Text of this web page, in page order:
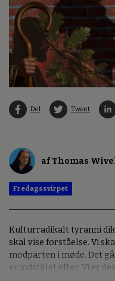
Del Tweet
af Thomas
Fredagssvirpet
Kulturradikalt tyranni
skal vise forståelse. Vi
modparten i møde. Det
er indstillet efter. Vi er